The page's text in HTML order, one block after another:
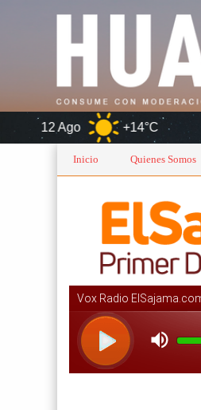
+14°C 13 Ago
Inicio Quienes Somos